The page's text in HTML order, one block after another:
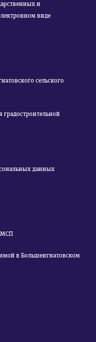
и
виде
сельского
данных
МСП
в Большеигнатовском